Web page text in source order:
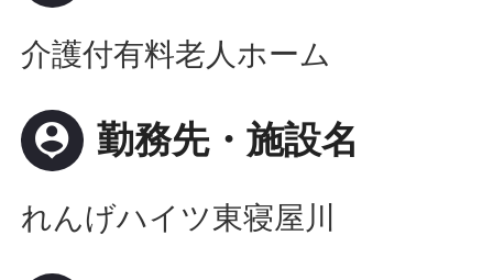
介護付有料老人ホーム
person_pin 勤務先・施設名
れんげハイツ東寝屋川